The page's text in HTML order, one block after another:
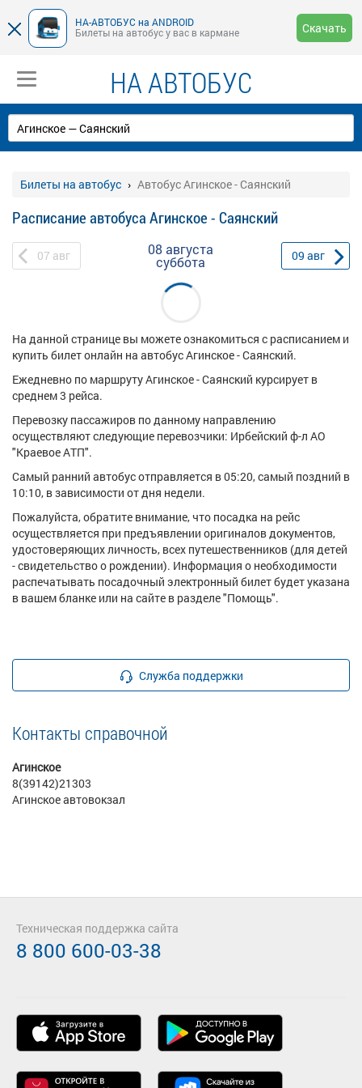
НА-АВТОБУС на ANDROID
Билеты на автобус у вас в кармане
Скачать
НА АВТОБУС
Билеты на автобус Автобус Агинское - Саянский
Расписание автобуса Агинское - Саянский
07 авг 08 августа
суббота 09 авг
На данной странице вы можете ознакомиться с расписанием и
купить билет онлайн на автобус Агинское - Саянский.
Ежедневно по маршруту Агинское - Саянский курсирует в
среднем 3 рейса.
Перевозку пассажиров по данному направлению
осуществляют следующие перевозчики: Ирбейский ф-л АО
"Краевое АТП".
Самый ранний автобус отправляется в 05:20, самый поздний в
10:10, в зависимости от дня недели.
Пожалуйста, обратите внимание, что посадка на рейс
осуществляется при предъявлении оригиналов документов,
удостоверяющих личность, всех путешественников (для детей
- свидетельство о рождении). Информация о необходимости
распечатывать посадочный электронный билет будет указана
в вашем бланке или на сайте в разделе "Помощь".
Служба поддержки
Контакты справочной
Агинское
8(39142)21303
Агинское автовокзал
Техническая поддержка сайта
8 800 600-03-38